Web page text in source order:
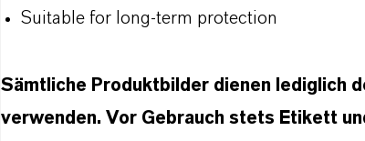
Suitable for long-term protection
Sämtliche Produktbilder dienen lediglich
verwenden. Vor Gebrauch stets Etikett